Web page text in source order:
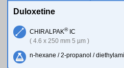
Duloxetine
CHIRALPAK®IC
( 4.6 x 250 mm 5 µm )
n-hexane / 2-propanol /